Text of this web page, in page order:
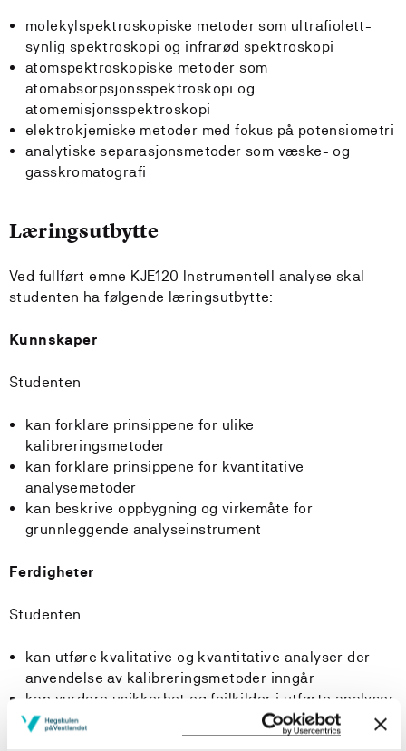
molekylspektroskopiske metoder som ultrafiolett-
synlig spektroskopi og infrarød spektroskopi
atomspektroskopiske metoder som
atomabsorpsjonsspektroskopi og
atomemisjonsspektroskopi
elektrokjemiske metoder med fokus på potensiometri
analytiske separasjonsmetoder som væske- og
gasskromatografi
Læringsutbytte
Ved fullført emne KJE120 Instrumentell analyse skal
studenten ha følgende læringsutbytte:
Kunnskaper
Studenten
kan forklare prinsippene for ulike
kalibreringsmetoder
kan forklare prinsippene for kvantitative
analysemetoder
kan beskrive oppbygning og virkemåte for
grunnleggende analyseinstrument
Ferdigheter
Studenten
kan utføre kvalitative og kvantitative analyser der
anvendelse av kalibreringsmetoder inngår
kan vurdere usikkerhet og feilkilder i utførte analyser
kan utføre statistisk databehandling og plotte grafer i